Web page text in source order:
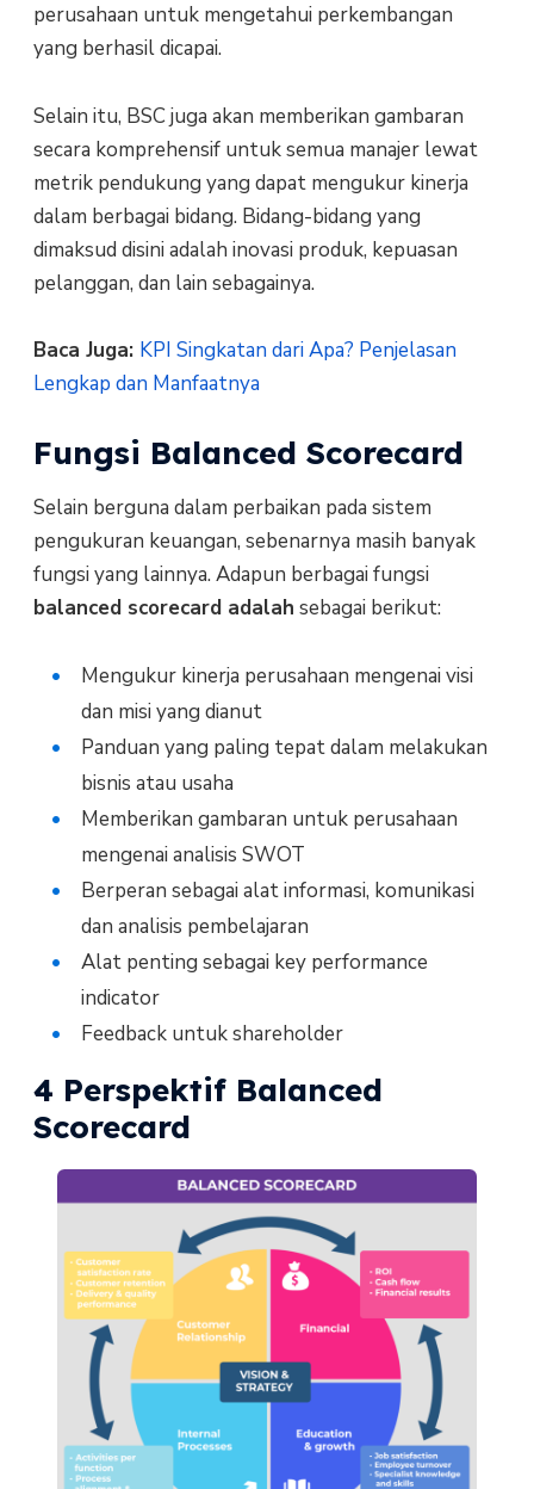
perusahaan untuk mengetahui perkembangan
yang berhasil dicapai.
Selain itu, BSC juga akan memberikan gambaran
secara komprehensif untuk semua manajer lewat
metrik pendukung yang dapat mengukur kinerja
dalam berbagai bidang. Bidang-bidang yang
dimaksud disini adalah inovasi produk, kepuasan
pelanggan, dan lain sebagainya.
Baca Juga: KPI Singkatan dari Apa? Penjelasan
Lengkap dan Manfaatnya
Fungsi Balanced Scorecard
Selain berguna dalam perbaikan pada sistem
pengukuran keuangan, sebenarnya masih banyak
fungsi yang lainnya. Adapun berbagai fungsi
balanced scorecard adalah sebagai berikut:
Mengukur kinerja perusahaan mengenai visi
dan misi yang dianut
Panduan yang paling tepat dalam melakukan
bisnis atau usaha
Memberikan gambaran untuk perusahaan
mengenai analisis SWOT
Berperan sebagai alat informasi, komunikasi
dan analisis pembelajaran
Alat penting sebagai key performance
indicator
Feedback untuk shareholder
4 Perspektif Balanced
Scorecard